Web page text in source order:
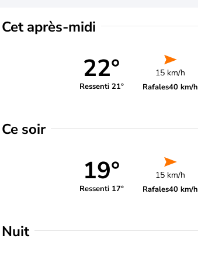
Cet après-midi
22°
Ressenti 21°
15 km/h
Rafales40 km/h
Ce soir
19°
Ressenti 17°
15 km/h
Rafales40 km/h
Nuit